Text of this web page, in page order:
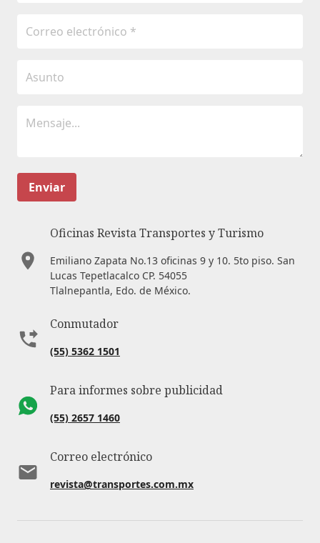
Enviar
Oficinas Revista Transportes y Turismo
Emiliano Zapata No.13 oficinas 9 y 10. 5to piso. San
Lucas Tepetlacalco CP. 54055
Tlalnepantla, Edo. de México.
Conmutador
(55) 5362 1501
Para informes sobre publicidad
(55) 2657 1460
Correo electrónico
revista@transportes.com.mx